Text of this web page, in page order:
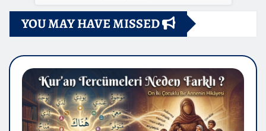
YOU MAY HAVE MISSED